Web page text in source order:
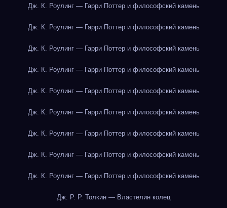
Дж. К. Роулинг — Гарри Поттер и философский камень
Дж. К. Роулинг — Гарри Поттер и философский камень
Дж. К. Роулинг — Гарри Поттер и философский камень
Дж. К. Роулинг — Гарри Поттер и философский камень
Дж. К. Роулинг — Гарри Поттер и философский камень
Дж. К. Роулинг — Гарри Поттер и философский камень
Дж. К. Роулинг — Гарри Поттер и философский камень
Дж. К. Роулинг — Гарри Поттер и философский камень
Дж. К. Роулинг — Гарри Поттер и философский камень
Дж. Р. Р. Толкин — Властелин колец